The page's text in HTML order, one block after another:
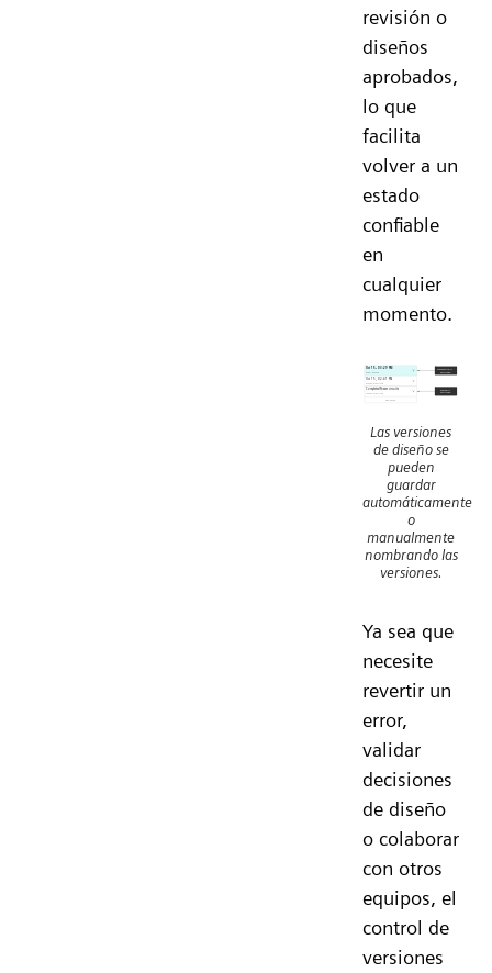
revisión o
diseños
aprobados,
lo que
facilita
volver a un
estado
confiable
en
cualquier
momento.
Las versiones
de diseño se
pueden
guardar
automáticamente
o
manualmente
nombrando las
versiones.
Ya sea que
necesite
revertir un
error,
validar
decisiones
de diseño
o colaborar
con otros
equipos, el
control de
versiones